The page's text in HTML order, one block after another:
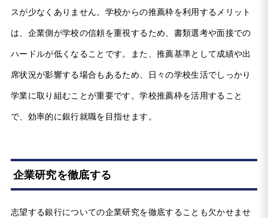
スが少なくありません。学校からの推薦枠を利用するメリット
は、企業側が学校の信頼を重視するため、書類選考や面接での
ハードルが低くなることです。また、推薦基準として成績や出
席状況が影響する場合もあるため、日々の学校生活でしっかり
学業に取り組むことが重要です。学校推薦枠を活用すること
で、効率的に銀行就職を目指せます。
企業研究を徹底する
志望する銀行についての企業研究を徹底することも欠かせませ